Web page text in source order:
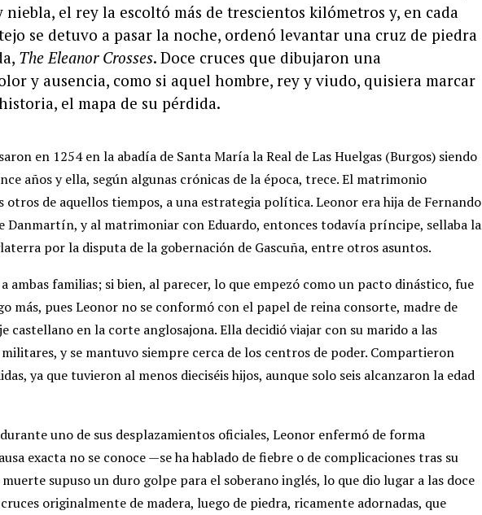
el rey la escoltó más de trescientos kilómetros y, en cada
se detuvo a pasar la noche, ordenó levantar una cruz de piedra
The Eleanor Crosses. Doce cruces que dibujaron una
y ausencia, como si aquel hombre, rey y viudo, quisiera marcar
el mapa de su pérdida.
en 1254 en la abadía de Santa María la Real de Las Huelgas (Burgos) siendo
años y ella, según algunas crónicas de la época, trece. El matrimonio
de aquellos tiempos, a una estrategia política. Leonor era hija de Fernando
Danmartín, y al matrimoniar con Eduardo, entonces todavía príncipe, sellaba la
por la disputa de la gobernación de Gascuña, entre otros asuntos.
ambas familias; si bien, al parecer, lo que empezó como un pacto dinástico, fue
más, pues Leonor no se conformó con el papel de reina consorte, madre de
castellano en la corte anglosajona. Ella decidió viajar con su marido a las
y se mantuvo siempre cerca de los centros de poder. Compartieron
ya que tuvieron al menos dieciséis hijos, aunque solo seis alcanzaron la edad
uno de sus desplazamientos oficiales, Leonor enfermó de forma
exacta no se conoce —se ha hablado de fiebre o de complicaciones tras su
supuso un duro golpe para el soberano inglés, lo que dio lugar a las doce
originalmente de madera, luego de piedra, ricamente adornadas, que